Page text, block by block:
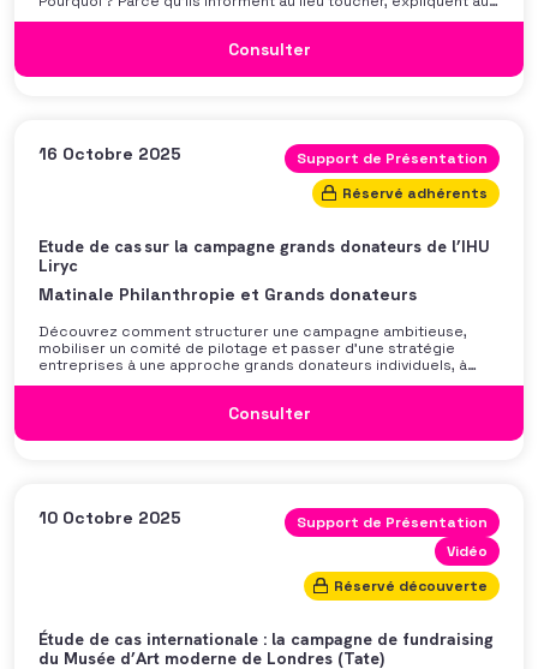
lieu de d’émouvoir, ressemblent à des rapports d’activité plutôt
et déclencher l’action grâce au storytelling. Présentation issue
Consulter
16 Octobre 2025
Support de Présentation
Réservé adhérents
Etude de cas sur la campagne grands donateurs de l’IHU
Liryc
Matinale Philanthropie et Grands donateurs
Découvrez comment structurer une campagne ambitieuse,
mobiliser un comité de pilotage et passer d’une stratégie
entreprises à une approche grands donateurs individuels, à
travers une étude de cas sur la campagne grands donateurs de
Consulter
10 Octobre 2025
Support de Présentation
Vidéo
Réservé découverte
Étude de cas internationale : la campagne de fundraising
du Musée d’Art moderne de Londres (Tate)